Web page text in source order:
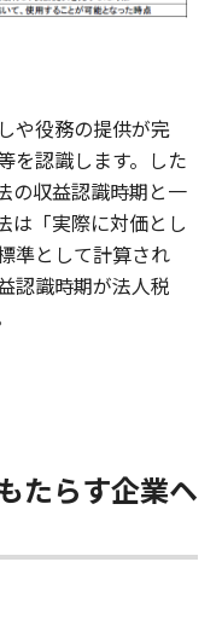
や役務の提供が完
を認識します。した
の収益認識時期と一
は「実際に対価とし
準として計算され
認識時期が法人税
たらす企業ヘ